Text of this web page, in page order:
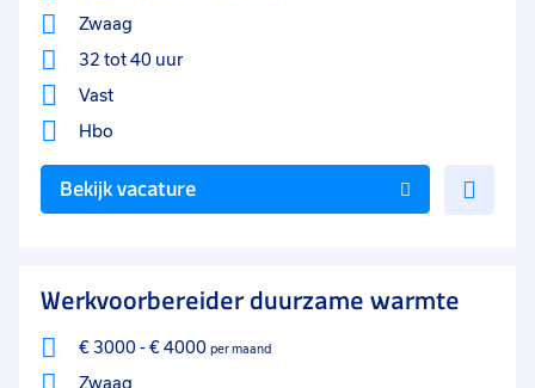
Zwaag
32 tot 40 uur
Vast
Hbo
Bekijk vacature
Werkvoorbereider duurzame warmte
€ 3000- € 4000 per maand
Zwaag